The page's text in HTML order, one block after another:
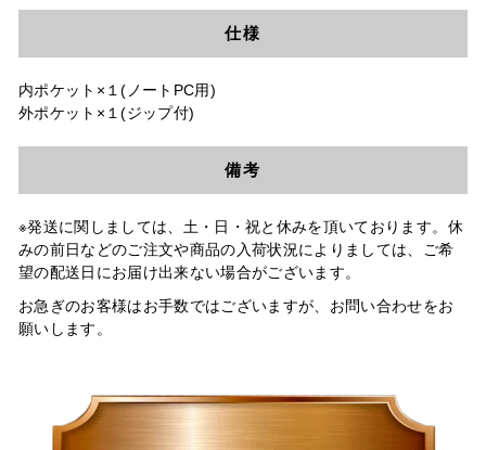
仕様
内ポケット×１(ノートPC用)
外ポケット×１(ジップ付)
備考
※発送に関しましては、土・日・祝と休みを頂いております。休
みの前日などのご注文や商品の入荷状況によりましては、ご希
望の配送日にお届け出来ない場合がございます。
お急ぎのお客様はお手数ではございますが、お問い合わせをお
願いします。